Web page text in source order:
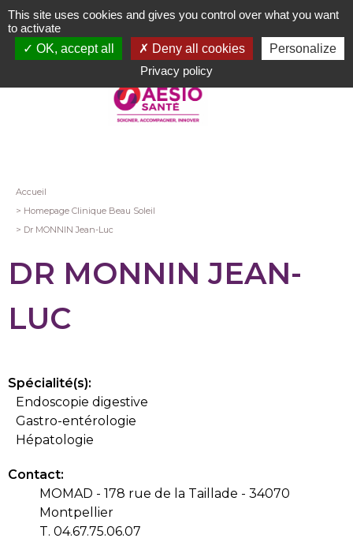
Aller
au
contenu
Fil
d'Ariane
Accueil
Homepage Clinique Beau Soleil
Dr MONNIN Jean-Luc
DR MONNIN JEAN-
LUC
Spécialité(s):
Endoscopie digestive
Gastro-entérologie
Hépatologie
Contact:
MOMAD - 178 rue de la Taillade - 34070
Montpellier
T. 04.67.75.06.07
This site uses cookies and gives you control over what you want
to activate
OK, accept all
Deny all cookies
Personalize
Privacy policy